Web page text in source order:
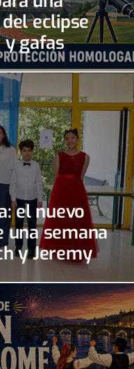
eclipse
gafas
el nuevo
una semana
y Jeremy